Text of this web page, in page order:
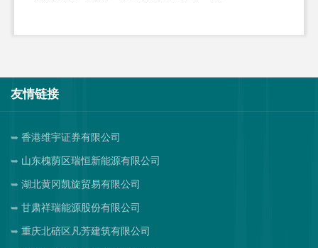
友情链接
香港维宇证券有限公司
山东槐荫区瑞恒新能源有限公司
湖北黄冈凯旋贸易有限公司
甘肃祥瑞能源股份有限公司
重庆北碚区凡芳建筑有限公司